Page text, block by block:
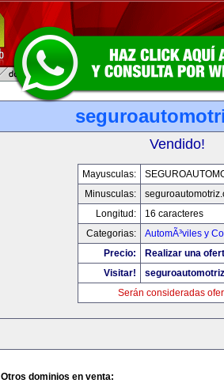
Vendido!
Mayusculas:
Minusculas:
Longitud:
16 caracteres
Categorias:
AutomÃ³viles y
Precio:
Realizar una
Visitar!
Serán consideradas
Otros dominios en venta: